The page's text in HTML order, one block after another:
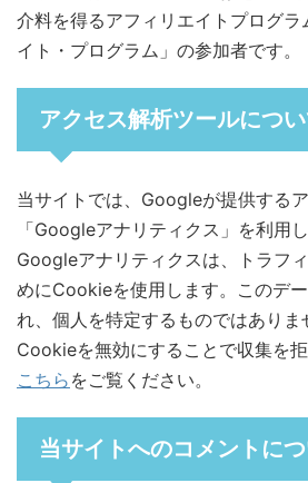
介料を得るアフィリエイトプログ
イト・プログラム」の参加者です。
アクセス解析ツールにつ
当サイトでは、Googleが提供する
「Googleアナリティクス」を利用し
Googleアナリティクスは、トラフ
めにCookieを使用します。このデ
れ、個人を特定するものではありま
Cookieを無効にすることで収集を
こちら をご覧ください。
当サイトへのコメントに